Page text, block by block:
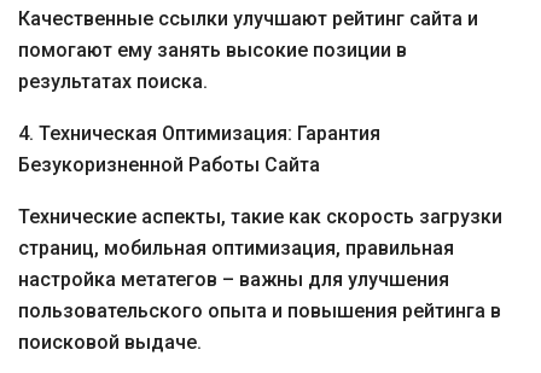
Качественные ссылки улучшают рейтинг сайта и
помогают ему занять высокие позиции в
результатах поиска.
4. Техническая Оптимизация: Гарантия
Безукоризненной Работы Сайта
Технические аспекты, такие как скорость загрузки
страниц, мобильная оптимизация, правильная
настройка метатегов – важны для улучшения
пользовательского опыта и повышения рейтинга в
поисковой выдаче.